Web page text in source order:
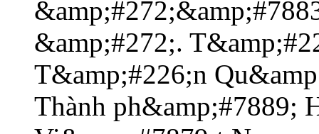
&amp;#272;.
T&amp;#226;n
Thành ph&amp;#7889;